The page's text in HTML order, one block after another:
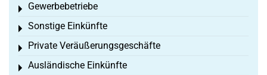
Gewerbebetriebe
Toggle menu
Sonstige Einkünfte
Toggle menu
Private Veräußerungsgeschäfte
Toggle menu
Ausländische Einkünfte
Toggle menu